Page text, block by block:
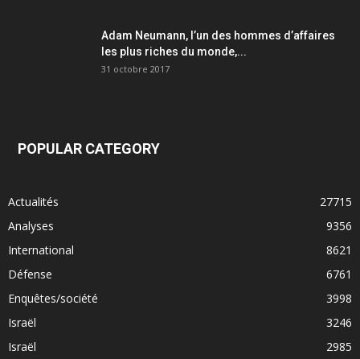
Adam Neumann, l’un des hommes d’affaires
les plus riches du monde,...
31 octobre 2017
POPULAR CATEGORY
Actualités
27715
Analyses
9356
International
8621
Défense
6761
Enquêtes/société
3998
Israël
3246
Israël
2985